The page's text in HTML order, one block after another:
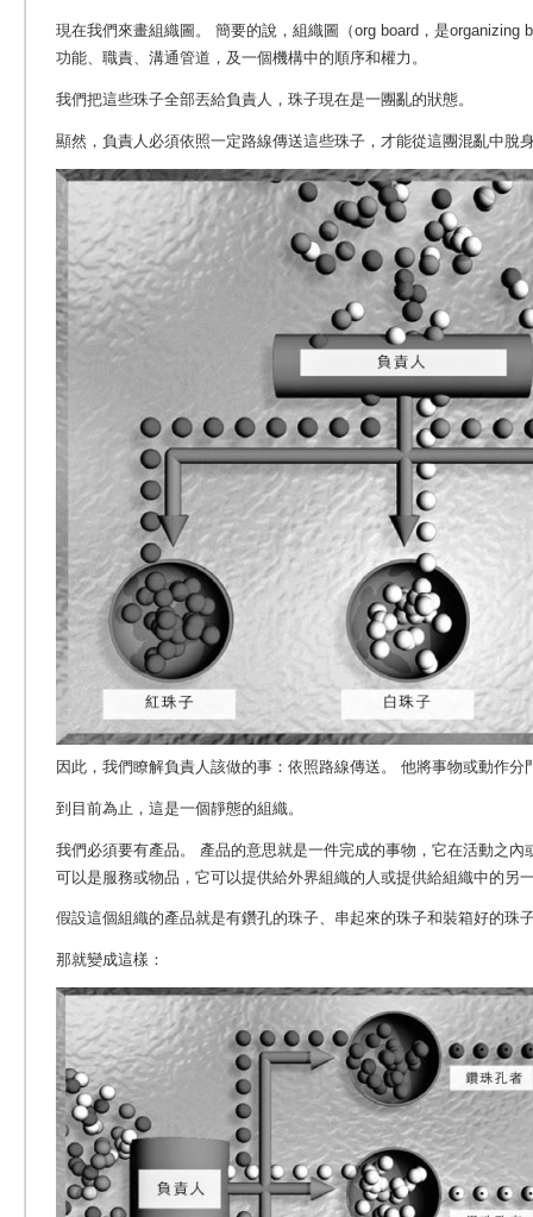
現在我們來畫組織圖。 簡要的說，組織圖（org board，是organizing
功能、職責、溝通管道，及一個機構中的順序和權力。
我們把這些珠子全部丟給負責人，珠子現在是一團亂的狀態。
顯然，負責人必須依照一定路線傳送這些珠子，才能從這團混亂中脫
因此，我們瞭解負責人該做的事：依照路線傳送。 他將事物或動作分
到目前為止，這是一個靜態的組織。
我們必須要有產品。 產品的意思就是一件完成的事物，它在活動之
可以是服務或物品，它可以提供給外界組織的人或提供給組織中的另
假設這個組織的產品就是有鑽孔的珠子、串起來的珠子和裝箱好的珠
那就變成這樣：